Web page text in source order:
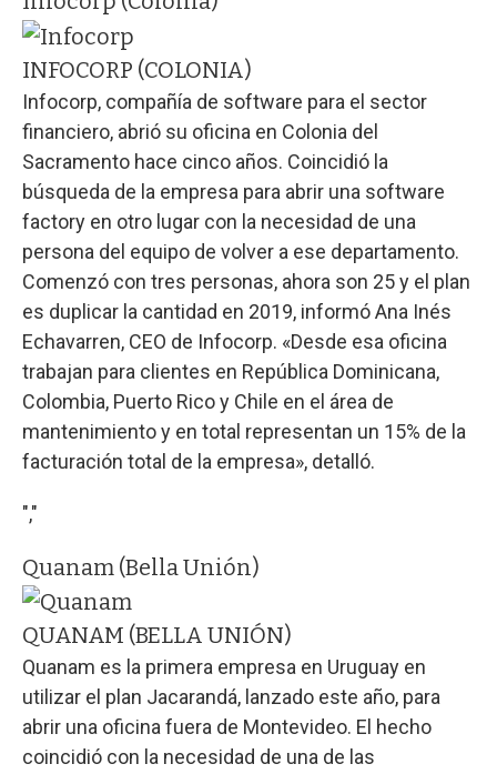
INFOCORP (COLONIA)
Infocorp, compañía de software para el sector
financiero, abrió su oficina en Colonia del
Sacramento hace cinco años. Coincidió la
búsqueda de la empresa para abrir una software
factory en otro lugar con la necesidad de una
persona del equipo de volver a ese departamento.
Comenzó con tres personas, ahora son 25 y el plan
es duplicar la cantidad en 2019, informó Ana Inés
Echavarren, CEO de Infocorp. «Desde esa oficina
trabajan para clientes en República Dominicana,
Colombia, Puerto Rico y Chile en el área de
mantenimiento y en total representan un 15% de la
facturación total de la empresa», detalló.
","
Quanam (Bella Unión)
QUANAM (BELLA UNIÓN)
Quanam es la primera empresa en Uruguay en
utilizar el plan Jacarandá, lanzado este año, para
abrir una oficina fuera de Montevideo. El hecho
coincidió con la necesidad de una de las